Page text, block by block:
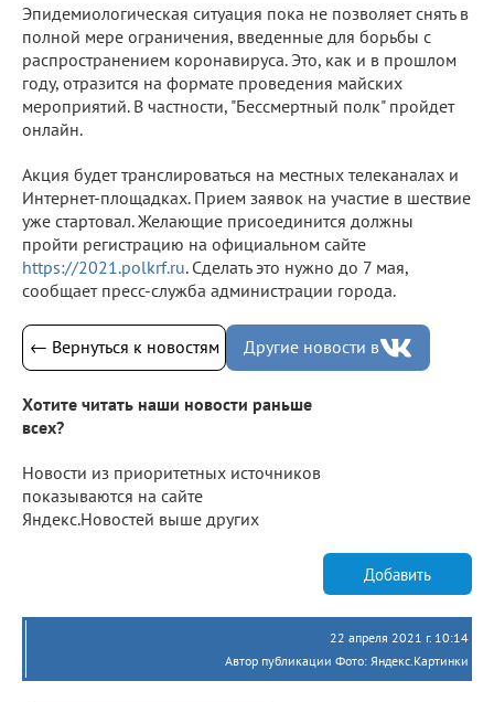
Эпидемиологическая ситуация пока не позволяет снять в
полной мере ограничения, введенные для борьбы с
распространением коронавируса. Это, как и в прошлом
году, отразится на формате проведения майских
мероприятий. В частности, "Бессмертный полк" пройдет
онлайн.
Акция будет транслироваться на местных телеканалах и
Интернет-площадках. Прием заявок на участие в шествие
уже стартовал. Желающие присоединится должны
пройти регистрацию на официальном сайте
https://2021.polkrf.ru. Сделать это нужно до 7 мая,
сообщает пресс-служба администрации города.
← Вернуться к новостям Другие новости в
Хотите читать наши новости раньше
всех?
Новости из приоритетных источников
показываются на сайте
Яндекс.Новостей выше других
Добавить
22 апреля 2021 г. 10:14
Автор публикации Фото: Яндекс.Картинки